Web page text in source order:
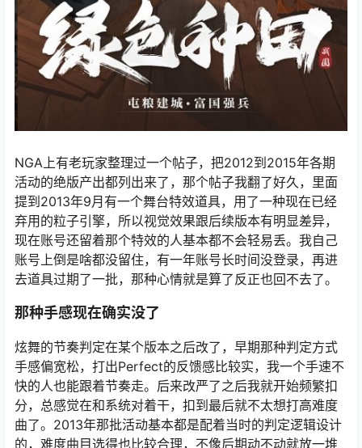
NGA上有老玩家整理过一个帖子，把2012到2015年各期
活动的绝版产出都列出来了，那个帖子我翻了好久，里面
提到2013年9月有一个舞台特效道具，用了一种现在已经
弃用的粒子引擎，所以视觉效果跟后续版本有明显差异，
现在账号还留着那个特效的人基本都不会轻易丢。我自己
账号上倒是啥都没留住，有一年账号长时间没登录，再进
去道具过期了一批，那种心情就是算了反正也回不去了。
那种手感现在确实没了
炫舞的节奏判定在某个版本之后改了，早期那种判定方式
手感偏宽松，打出Perfect的反馈感比较实，我一个手速不
快的人也能跟着节奏走。后来改严了之后我就开始频繁扣
分，总感觉在和系统对着干，扣到最后就不太想打高难度
曲了。2013年那批活动基本都是配着当时的判定逻辑设计
的，难度曲目选得也比较合理，不像后期动不动就放一堆